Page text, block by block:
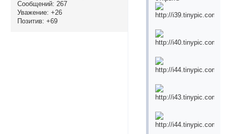
Сообщений: 267
Уважение: +26
Позитив: +69